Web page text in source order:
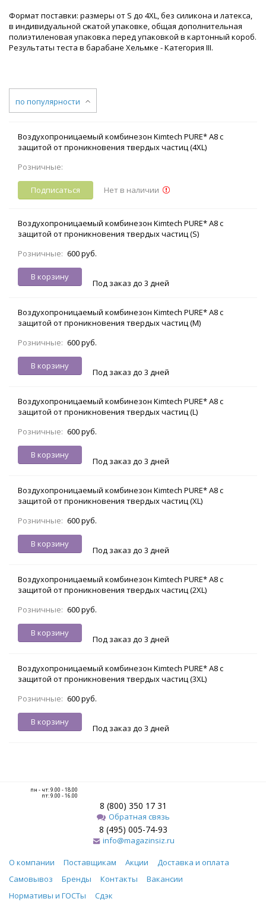
Формат поставки: размеры от S до 4XL, без силикона и латекса,
в индивидуальной сжатой упаковке, общая дополнительная
полиэтиленовая упаковка перед упаковкой в картонный короб.
Результаты теста в барабане Хельмке - Категория III.
по популярности
Воздухопроницаемый комбинезон Kimtech PURE* A8 с
защитой от проникновения твердых частиц (4XL)
Розничные:
Подписаться Нет в наличии
Воздухопроницаемый комбинезон Kimtech PURE* A8 с
защитой от проникновения твердых частиц (S)
Розничные: 600 руб.
В корзину
Под заказ до 3 дней
Воздухопроницаемый комбинезон Kimtech PURE* A8 с
защитой от проникновения твердых частиц (M)
Розничные: 600 руб.
В корзину
Под заказ до 3 дней
Воздухопроницаемый комбинезон Kimtech PURE* A8 с
защитой от проникновения твердых частиц (L)
Розничные: 600 руб.
В корзину
Под заказ до 3 дней
Воздухопроницаемый комбинезон Kimtech PURE* A8 с
защитой от проникновения твердых частиц (XL)
Розничные: 600 руб.
В корзину
Под заказ до 3 дней
Воздухопроницаемый комбинезон Kimtech PURE* A8 с
защитой от проникновения твердых частиц (2XL)
Розничные: 600 руб.
В корзину
Под заказ до 3 дней
Воздухопроницаемый комбинезон Kimtech PURE* A8 с
защитой от проникновения твердых частиц (3XL)
Розничные: 600 руб.
В корзину
Под заказ до 3 дней
пн - чт: 9.00 - 18.00
пт: 9.00 - 16.00
8 (800) 350 17 31
Обратная связь
8 (495) 005-74-93
info@magazinsiz.ru
О компании Поставщикам Акции
Доставка и оплата
Самовывоз
Бренды Контакты
Вакансии
Нормативы и ГОСТы
Сдэк